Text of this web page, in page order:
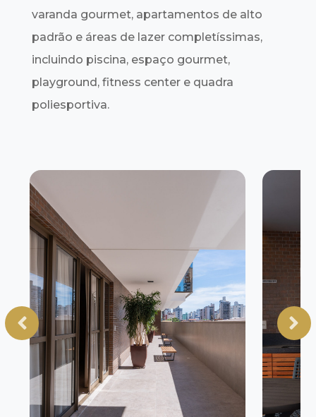
varanda gourmet, apartamentos de alto
padrão e áreas de lazer completíssimas,
incluindo piscina, espaço gourmet,
playground, fitness center e quadra
poliesportiva.